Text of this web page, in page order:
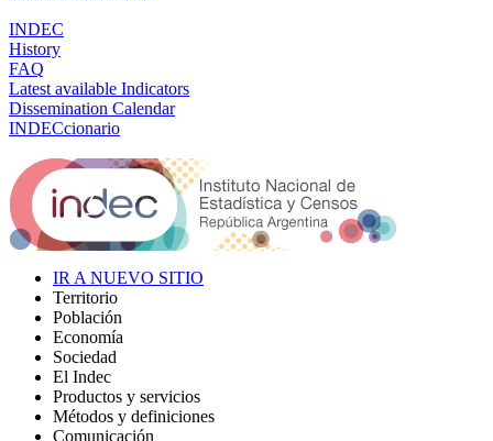
INDEC
History
FAQ
Latest available Indicators
Dissemination Calendar
INDECcionario
IR A NUEVO SITIO
Territorio
Población
Economía
Sociedad
El Indec
Productos y servicios
Métodos y definiciones
Comunicación